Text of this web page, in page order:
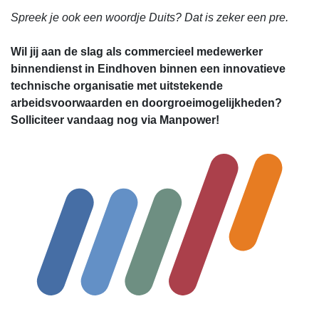
Spreek je ook een woordje Duits? Dat is zeker een pre.
Wil jij aan de slag als commercieel medewerker
binnendienst in Eindhoven binnen een innovatieve
technische organisatie met uitstekende
arbeidsvoorwaarden en doorgroeimogelijkheden?
Solliciteer vandaag nog via Manpower!